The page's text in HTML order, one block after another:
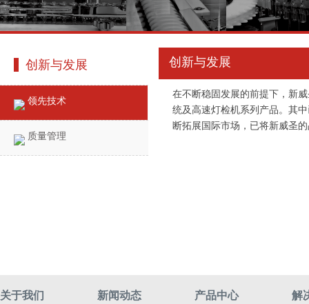
创新与发展
领先技术
质量管理
创新与发展
在不断稳固发展的前提下，新
统及高速灯检机系列产品。其
断拓展国际市场，已将新威圣
关于我们 新闻动态 产品中心 解